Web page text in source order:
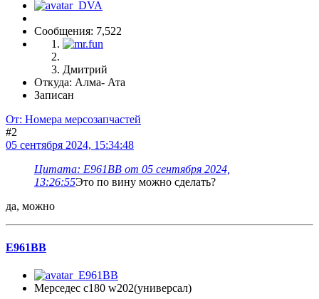
Сообщения: 7,522
Дмитрий
Откуда: Алма- Ата
Записан
От: Номера мерсозапчастей
#2
05 сентября 2024, 15:34:48
Цитата: Е961ВВ от 05 сентября 2024,
13:26:55Это по вину можно сделать?
да, можно
Е961ВВ
Мерседес с180 w202(универсал)